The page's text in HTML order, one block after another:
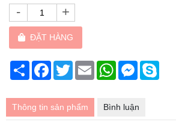
- +
ĐẶT HÀNG
Chia
sẻ
Facebook
TwitterEmail WhatsAppMessenger
Thông tin sản phẩm Bình luận